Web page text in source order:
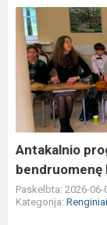
Antakalnio
progimnazijos
mokiniai
džiugino
bendruomenę
Kaim...
Antakalnio
bendruomenę
Paskelbta: 2026-06-
Kategorija: Renginiai